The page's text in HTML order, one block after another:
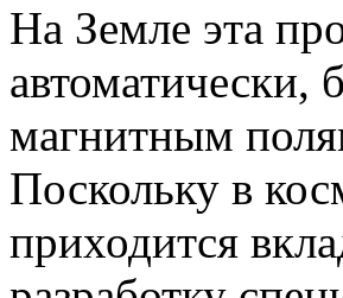
На Земле эта
автоматически,
магнитным
Поскольку в
приходится